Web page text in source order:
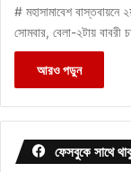
# মহাসামাবেশ
সোমবার, বেলা-২টায় বাবরী
আরও পড়ুন
ফেসবুকে সাথে